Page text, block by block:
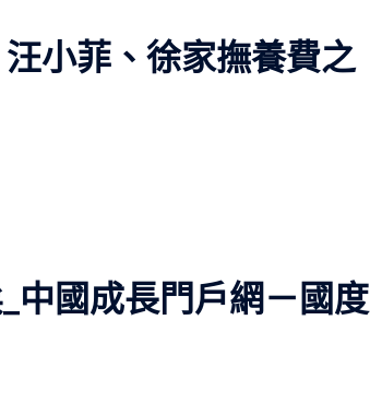
小菲、徐家撫養費之
中國成長門戶網－國度